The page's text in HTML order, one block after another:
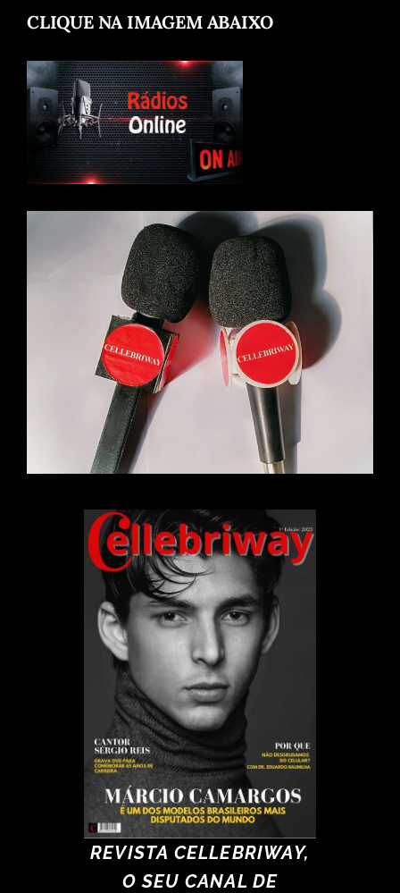
CLIQUE NA IMAGEM ABAIXO
REVISTA CELLEBRIWAY,
O SEU CANAL DE